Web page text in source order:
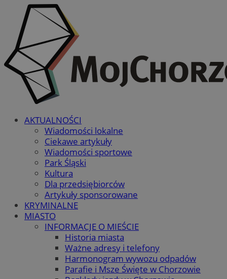
AKTUALNOŚCI
Wiadomości lokalne
Ciekawe artykuły
Wiadomości sportowe
Park Śląski
Kultura
Dla przedsiębiorców
Artykuły sponsorowane
KRYMINALNE
MIASTO
INFORMACJE O MIEŚCIE
Historia miasta
Ważne adresy i telefony
Harmonogram wywozu odpadów
Parafie i Msze Święte w Chorzowie